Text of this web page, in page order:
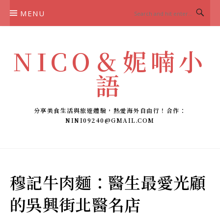
MENU
NICO＆妮喃小
語
分享美食生活與旅遊體驗，熱愛海外自由行！合作：
NINI09240@GMAIL.COM
穆記牛肉麵：醫生最愛光顧
的吳興街北醫名店